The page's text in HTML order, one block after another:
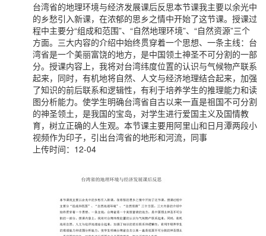
台湾省的地理环境与经济发展课后反思本节课我主要以余光中
的乡愁引入新课，在浓郁的思乡之情中开始了这节课。授课过
程中主要分“组成和范围”、“自然地理环境”、“自然资源”三个
方面。三大内容的介绍中始终贯穿着一个思想、一条主线：台
湾省是一个美丽富饶的地方，是中国领土神圣不可分割的一部
分。授课内容上，我将对台湾纬度位置的认识与气候物产联系
起来，同时，有机地将自然、人文与经济地理结合起来，加强
了知识的前后联系和逻辑性，有利于培养学生的推理能力和读
图分析能力。使学生明确台湾省自古以来一直是祖国不可分割
的神圣领土，是我国的宝岛，对学生进行爱国主义及国情教
育，树立正确的人生观。本节课主要用阿里山和日月潭两段小
视频作为印子，引出台湾省的地形和河流，同事
上传时间：12-04